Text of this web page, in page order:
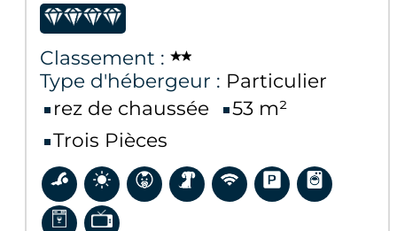
Classement :
Type d'hébergeur : Particulier
rez de chaussée
53 m²
Trois Pièces